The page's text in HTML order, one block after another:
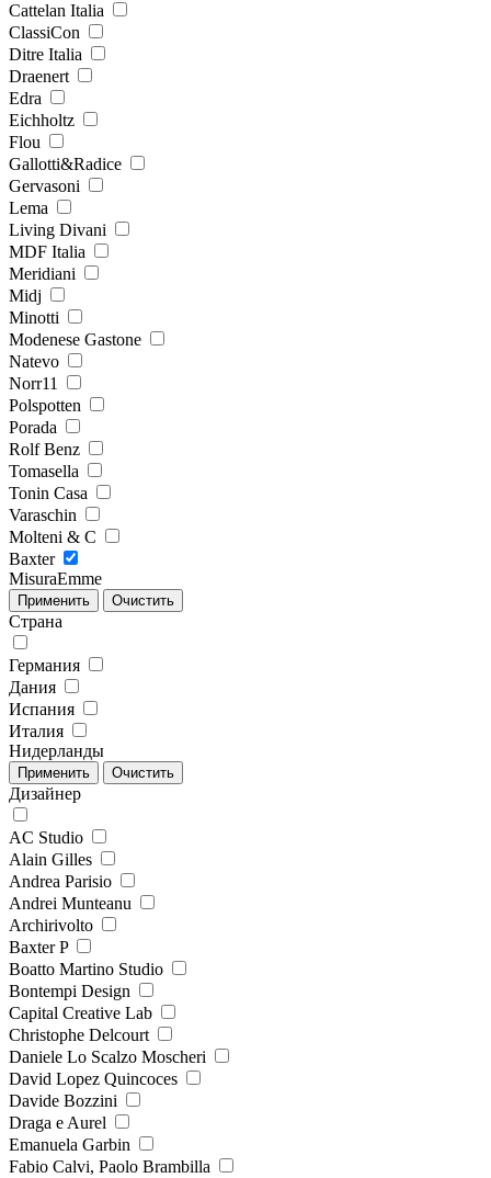
Cattelan Italia
ClassiСon
Ditre Italia
Draenert
Edra
Eichholtz
Flou
Gallotti&Radice
Gervasoni
Lema
Living Divani
MDF Italia
Meridiani
Midj
Minotti
Modenese Gastone
Natevo
Norr11
Polspotten
Porada
Rolf Benz
Tomasella
Tonin Casa
Varaschin
Molteni & C
Baxter
MisuraEmme
Страна
Германия
Дания
Испания
Италия
Нидерланды
Дизайнер
AC Studio
Alain Gilles
Andrea Parisio
Andrei Munteanu
Archirivolto
Baxter P
Boatto Martino Studio
Bontempi Design
Capital Creative Lab
Christophe Delcourt
Daniele Lo Scalzo Moscheri
David Lopez Quincoces
Davide Bozzini
Draga e Aurel
Emanuela Garbin
Fabio Calvi, Paolo Brambilla